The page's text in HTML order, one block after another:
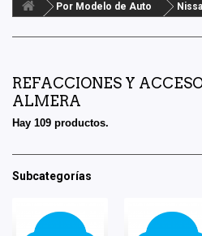
Por Modelo de Auto
REFACCIONES Y
ALMERA
Hay 109 productos.
Subcategorías